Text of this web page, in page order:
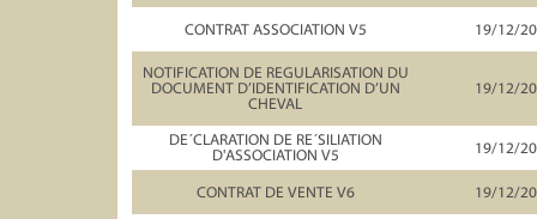
CONTRAT ASSOCIATION V5 19/12/
NOTIFICATION DE REGULARISATION DU
DOCUMENT D’IDENTIFICATION D’UN
CHEVAL
19/12/
DE´CLARATION DE RE´SILIATION
D'ASSOCIATION V5
19/12/
CONTRAT DE VENTE V6 19/12/